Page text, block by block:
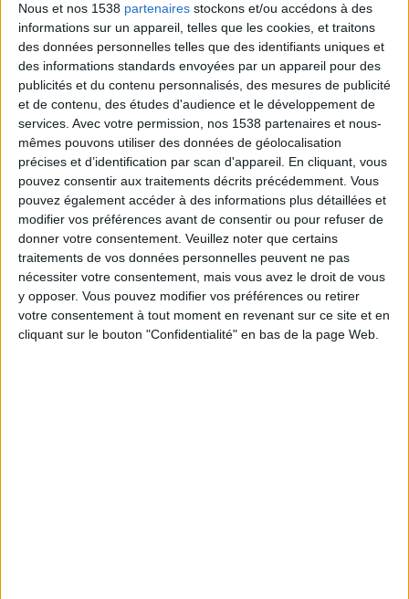
Nous et nos 1538 partenaires stockons et/ou accédons à des
informations sur un appareil, telles que les cookies, et traitons
des données personnelles telles que des identifiants uniques et
des informations standards envoyées par un appareil pour des
publicités et du contenu personnalisés, des mesures de publicité
et de contenu, des études d'audience et le développement de
services. Avec votre permission, nos 1538 partenaires et nous-
mêmes pouvons utiliser des données de géolocalisation
précises et d’identification par scan d'appareil. En cliquant, vous
pouvez consentir aux traitements décrits précédemment. Vous
pouvez également accéder à des informations plus détaillées et
modifier vos préférences avant de consentir ou pour refuser de
donner votre consentement. Veuillez noter que certains
traitements de vos données personnelles peuvent ne pas
nécessiter votre consentement, mais vous avez le droit de vous
y opposer. Vous pouvez modifier vos préférences ou retirer
votre consentement à tout moment en revenant sur ce site et en
cliquant sur le bouton "Confidentialité" en bas de la page Web.
Savoir Maigrir.
La règle N°1 pour maigrir : le déficit calorique